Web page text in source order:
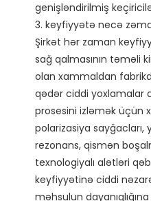
genişləndirilmiş
3. keyfiyyətə necə
Şirkət hər zaman
sağ qalmasının təməli
olan xammaldan
qədər ciddi yoxlamalar
prosesini izləmək üçün
polarizasiya sayğacları,
rezonans, qismən
texnologiyalı alətləri
keyfiyyətinə ciddi
məhsulun